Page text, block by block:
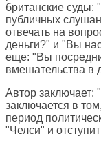
британские суды:
публичных
отвечать на
деньги?" и "Вы
еще: "Вы
вмешательства в
Автор заключает:
заключается в
период
"Челси" и